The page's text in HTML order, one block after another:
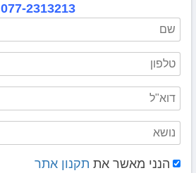
077-2313213
הנני מאשר את תקנון אתר